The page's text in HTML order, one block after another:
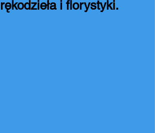
rękodzieła i florystyki.